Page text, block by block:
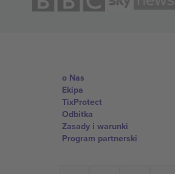
o Nas
Ekipa
TixProtect
Odbitka
Zasady i warunki
Program partnerski